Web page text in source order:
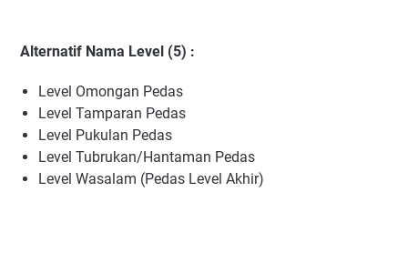
Alternatif Nama Level (5) :
Level Omongan Pedas
Level Tamparan Pedas
Level Pukulan Pedas
Level Tubrukan/Hantaman Pedas
Level Wasalam (Pedas Level Akhir)